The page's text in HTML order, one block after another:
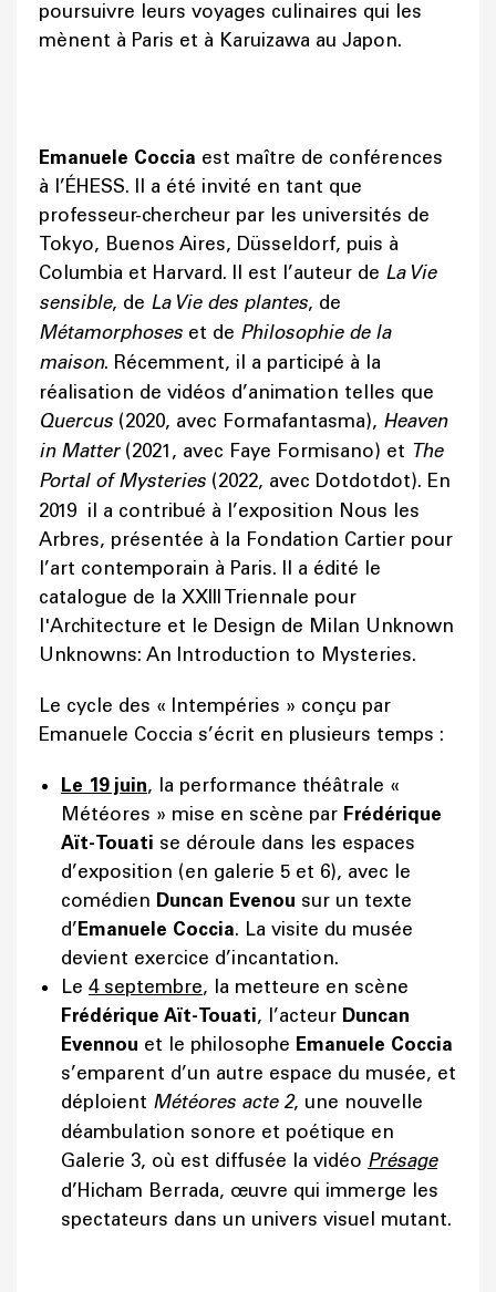
poursuivre leurs voyages culinaires qui les
mènent à Paris et à Karuizawa au Japon.
Emanuele Coccia est maître de conférences
à l’ÉHESS. Il a été invité en tant que
professeur-chercheur par les universités de
Tokyo, Buenos Aires, Düsseldorf, puis à
Columbia et Harvard. Il est l’auteur de La Vie
sensible, de La Vie des plantes, de
Métamorphoses et de Philosophie de la
maison. Récemment, il a participé à la
réalisation de vidéos d’animation telles que
Quercus (2020, avec Formafantasma), Heaven
in Matter(2021, avec Faye Formisano) et The
Portal of Mysteries (2022, avec Dotdotdot). En
2019 il a contribué à l’exposition Nous les
Arbres, présentée à la Fondation Cartier pour
l’art contemporain à Paris. Il a édité le
catalogue de la XXIII Triennale pour
l'Architecture et le Design de Milan Unknown
Unknowns: An Introduction to Mysteries.
Le cycle des « Intempéries » conçu par
Emanuele Coccia s’écrit en plusieurs temps :
Le 19 juin, la performance théâtrale «
Météores » mise en scène par Frédérique
Aït-Touati se déroule dans les espaces
d’exposition (en galerie 5 et 6), avec le
comédien Duncan Evenou sur un texte
d’ Emanuele Coccia. La visite du musée
devient exercice d’incantation.
Le 4 septembre, la metteure en scène
Frédérique Aït-Touati, l’acteur Duncan
Evennou et le philosophe Emanuele Coccia
s’emparent d’un autre espace du musée, et
déploient Météores acte 2, une nouvelle
déambulation sonore et poétique en
Galerie 3, où est diffusée la vidéo Présage
d’Hicham Berrada, œuvre qui immerge les
spectateurs dans un univers visuel mutant.